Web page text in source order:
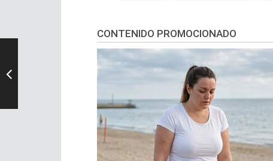
CONTENIDO PROMOCIONADO